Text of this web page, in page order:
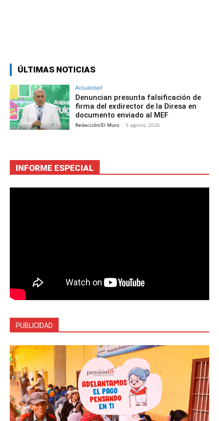
ÚLTIMAS NOTICIAS
Actualidad
Denuncian presunta falsificación de
firma del exdirector de la Diresa en
documento enviado al MEF
Redacción/El Muro - 5 agosto, 2026
INFORME ESPECIAL
PUBLICIDAD